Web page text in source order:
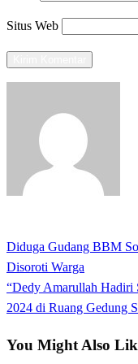
Situs Web
Navigasi
pos
Previous
Post
Diduga Gudang BBM
Disoroti Warga
Next
Post
“Dedy Amarullah Hadiri
2024 di Ruang Gedung
You Might Also